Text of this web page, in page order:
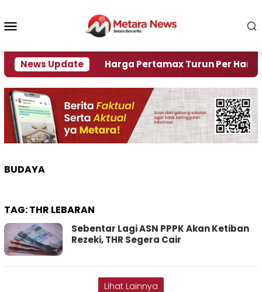
konten
News Update
Krisi Air Harga Pertamax Turun Per Hari Ini,
BUDAYA
TAG:THR LEBARAN
Sebentar Lagi ASN PPPK Akan Ketiban
Rezeki, THR Segera Cair
Lihat Lainnya